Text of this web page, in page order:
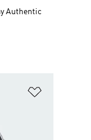
Authentic